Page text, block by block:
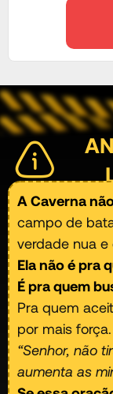
A Caverna
campo de
verdade nua e
Ela não é pra
É pra quem
Pra quem
por mais força.
“Senhor, não
aumenta as